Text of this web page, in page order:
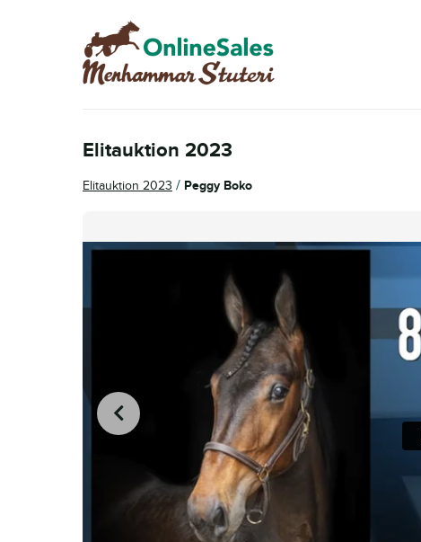
Hoppa
till
navigering
Hoppa
till
innehåll
Elitauktion 2023
Elitauktion 2023 / Peggy Boko